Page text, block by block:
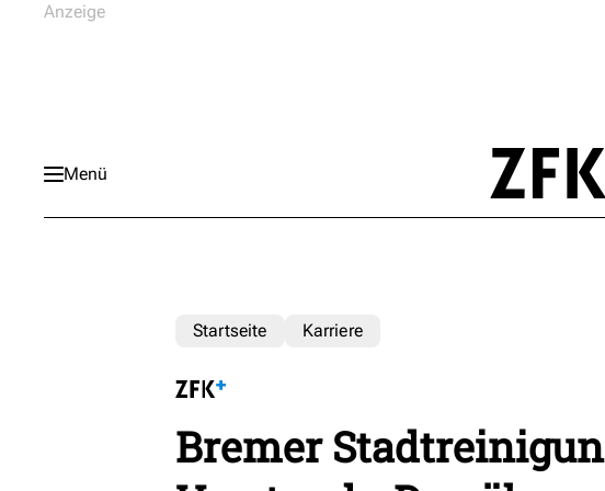
Menü
Startseite Karriere
Bremer